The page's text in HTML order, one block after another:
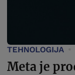
TEHNOLOGIJA
Meta je